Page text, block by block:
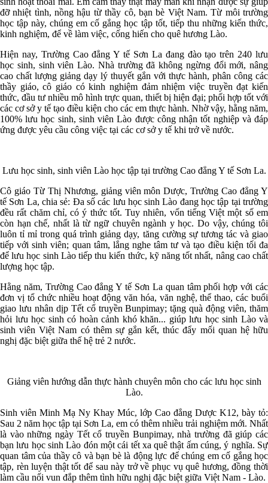
đỡ nhiệt tình, nồng hậu từ thầy cô, bạn bè Việt Nam. Từ môi trường
học tập này, chúng em cố gắng học tập tốt, tiếp thu những kiến thức,
kinh nghiệm, để về làm việc, cống hiến cho quê hương Lào.
Hiện nay, Trường Cao đẳng Y tế Sơn La đang đào tạo trên 240 lưu
học sinh, sinh viên Lào. Nhà trường đã không ngừng đổi mới, nâng
cao chất lượng giảng dạy lý thuyết gắn với thực hành, phân công các
thầy giáo, cô giáo có kinh nghiệm đảm nhiệm việc truyền đạt kiến
thức, đầu tư nhiều mô hình trực quan, thiết bị hiện đại; phối hợp tốt với
các cơ sở y tế tạo điều kiện cho các em thực hành. Nhờ vậy, hằng năm,
100% lưu học sinh, sinh viên Lào được công nhận tốt nghiệp và đáp
ứng được yêu cầu công việc tại các cơ sở y tế khi trở về nước.
Lưu học sinh, sinh viên Lào học tập tại trường Cao đẳng Y tế Sơn La.
Cô giáo Từ Thị Nhương, giảng viên môn Dược, Trường Cao đẳng Y
tế Sơn La, chia sẻ: Đa số các lưu học sinh Lào đang học tập tại trường
đều rất chăm chỉ, có ý thức tốt. Tuy nhiên, vốn tiếng Việt một số em
còn hạn chế, nhất là từ ngữ chuyên ngành y học. Do vậy, chúng tôi
luôn tỉ mỉ trong quá trình giảng dạy, tăng cường sự tương tác và giao
tiếp với sinh viên; quan tâm, lắng nghe tâm tư và tạo điều kiện tối đa
để lưu học sinh Lào tiếp thu kiến thức, kỹ năng tốt nhất, nâng cao chất
lượng học tập.
Hằng năm, Trường Cao đẳng Y tế Sơn La quan tâm phối hợp với các
đơn vị tổ chức nhiều hoạt động văn hóa, văn nghệ, thể thao, các buổi
giao lưu nhân dịp Tết cổ truyền Bunpimay; tặng quà động viên, thăm
hỏi lưu học sinh có hoàn cảnh khó khăn... giúp lưu học sinh Lào và
sinh viên Việt Nam có thêm sự gắn kết, thúc đẩy mối quan hệ hữu
nghị đặc biệt giữa thế hệ trẻ 2 nước.
Giảng viên hướng dẫn thực hành chuyên môn cho các lưu học sinh
Lào.
Sinh viên Minh Mạ Ny Khay Múc, lớp Cao đẳng Dược K12, bày tỏ:
Sau 2 năm học tập tại Sơn La, em có thêm nhiều trải nghiệm mới. Nhất
là vào những ngày Tết cổ truyền Bunpimay, nhà trường đã giúp các
bạn lưu học sinh Lào đón một cái tết xa quê thật ấm cúng, ý nghĩa. Sự
quan tâm của thầy cô và bạn bè là động lực để chúng em cố gắng học
tập, rèn luyện thật tốt để sau này trở về phục vụ quê hương, đồng thời
làm cầu nối vun đắp thêm tình hữu nghị đặc biệt giữa Việt Nam - Lào.